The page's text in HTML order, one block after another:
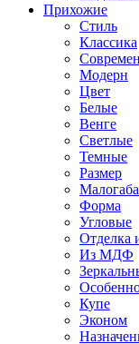
Прихожие
Стиль
Классика
Модерн
Цвет
Белые
Венге
Светлые
Темные
Размер
Форма
Угловые
Отделка
Из МДФ
Купе
Эконом